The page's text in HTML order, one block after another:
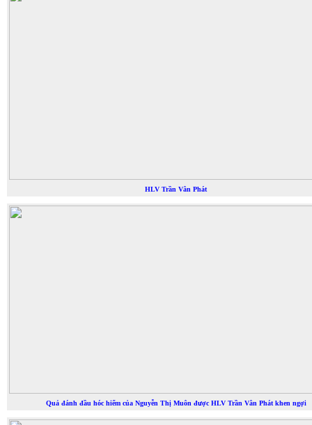
HLV Trần Vân Phát
Quả đánh đầu hóc hiểm của Nguyễn Thị Muôn được HLV Trần Vân Phát khen ngợi